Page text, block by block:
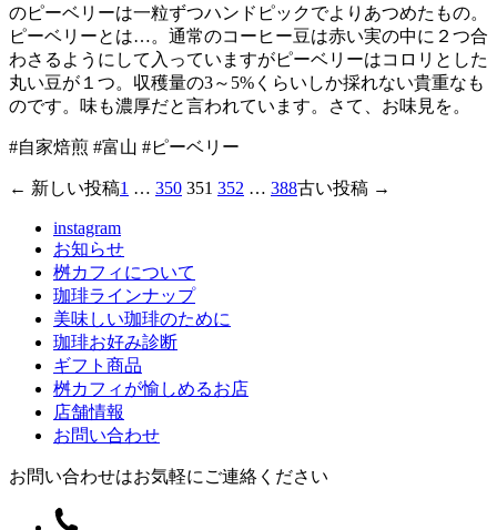
のピーベリーは一粒ずつハンドピックでよりあつめたもの。
ピーベリーとは…。通常のコーヒー豆は赤い実の中に２つ合
わさるようにして入っていますがピーベリーはコロリとした
丸い豆が１つ。収穫量の3～5%くらいしか採れない貴重なも
のです。味も濃厚だと言われています。さて、お味見を。
#自家焙煎 #富山 #ピーベリー
投
← 新しい投稿1 … 350 351 352 … 388古い投稿 →
instagram
お知らせ
桝カフィについて
珈琲ラインナップ
美味しい珈琲のために
珈琲お好み診断
ギフト商品
桝カフィが愉しめるお店
店舗情報
お問い合わせ
お問い合わせはお気軽にご連絡ください